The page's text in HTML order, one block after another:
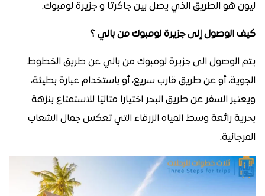
ليون هو الطريق الذي يصل بين جاكرتا و جزيرة لومبوك.
كيف الوصول إلى جزيرة لومبوك من بالي ؟
يتم الوصول الى جزيرة لومبوك من بالي عن طريق الخطوط
الجوية، أو عن طريق قارب سريع، أو باستخدام عبارة بطيئة،
ويعتبر السفر عن طريق البحر اختيارا مثاليًا للاستمتاع بنزهة
بحرية رائعة وسط المياه الزرقاء التي تعكس جمال الشعاب
المرجانية.